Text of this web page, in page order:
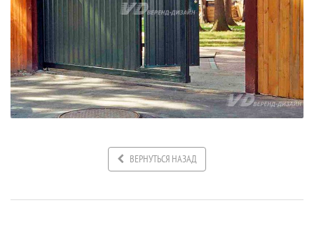
ВЕРНУТЬСЯ НАЗАД